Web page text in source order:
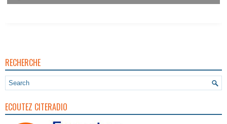
RECHERCHE
ECOUTEZ CITERADIO